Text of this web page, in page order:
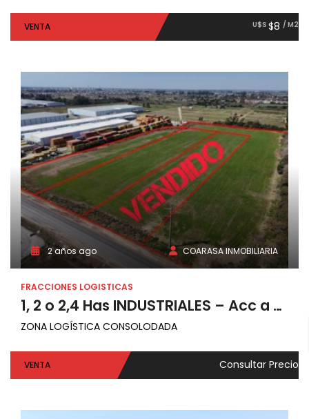
VENTA U$S $8 / M2
2 años ago COARASA INMOBILIARIA
FRACCIONES LOGISTICAS
1, 2 o 2,4 Has INDUSTRIALES – Acc a Puertos y Pque Indust.- Zárate
ZONA LOGÍSTICA CONSOLODADA
VENTA Consultar Precio